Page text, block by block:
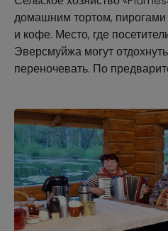
домашним тортом,
и кофе. Место, где
Эверсмуйжа могут
переночевать. По